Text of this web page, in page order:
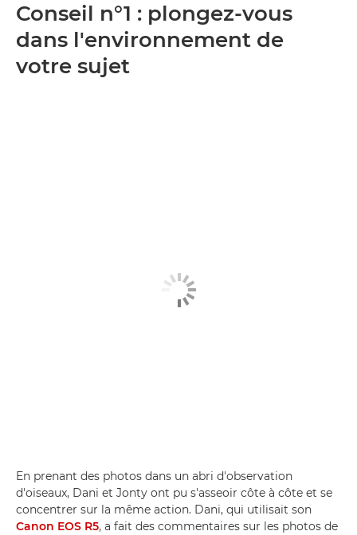
Conseil n°1 : plongez-vous
dans l'environnement de
votre sujet
En prenant des photos dans un abri d'observation
d'oiseaux, Dani et Jonty ont pu s'asseoir côte à côte et se
concentrer sur la même action. Dani, qui utilisait son
Canon EOS R5, a fait des commentaires sur les photos de